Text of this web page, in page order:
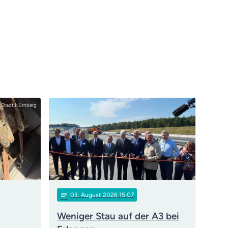
Stadt Nürnberg
notes 03. August 2026 15:07
Weniger Stau auf der A3 bei